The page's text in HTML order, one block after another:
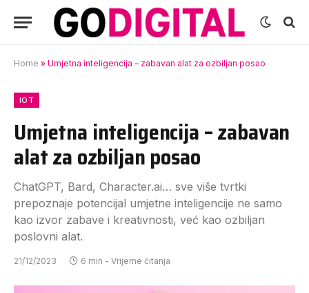
Home » Umjetna inteligencija – zabavan alat za ozbiljan posao
IOT
Umjetna inteligencija – zabavan
alat za ozbiljan posao
ChatGPT, Bard, Character.ai… sve više tvrtki
prepoznaje potencijal umjetne inteligencije ne samo
kao izvor zabave i kreativnosti, već kao ozbiljan
poslovni alat.
21/12/2023 6 min - Vrijeme čitanja